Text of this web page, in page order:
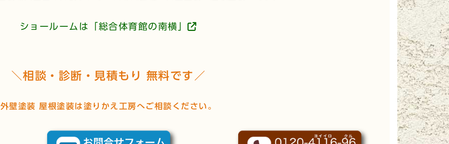
ショールームは「総合体育館の南横」
＼相談・診断・見積もり 無料です／
外壁塗装 屋根塗装は塗りかえ工房へご相談ください。